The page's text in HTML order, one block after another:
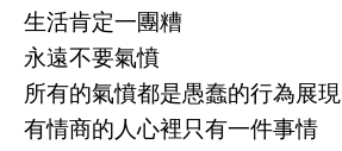
生活肯定一團糟
永遠不要氣憤
所有的氣憤都是愚蠢的行為展現
有情商的人心裡只有一件事情